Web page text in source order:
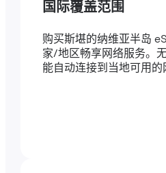
国际覆盖范围
购买斯堪的纳维亚半岛
家/地区畅享网络服务。
能自动连接到当地可用的